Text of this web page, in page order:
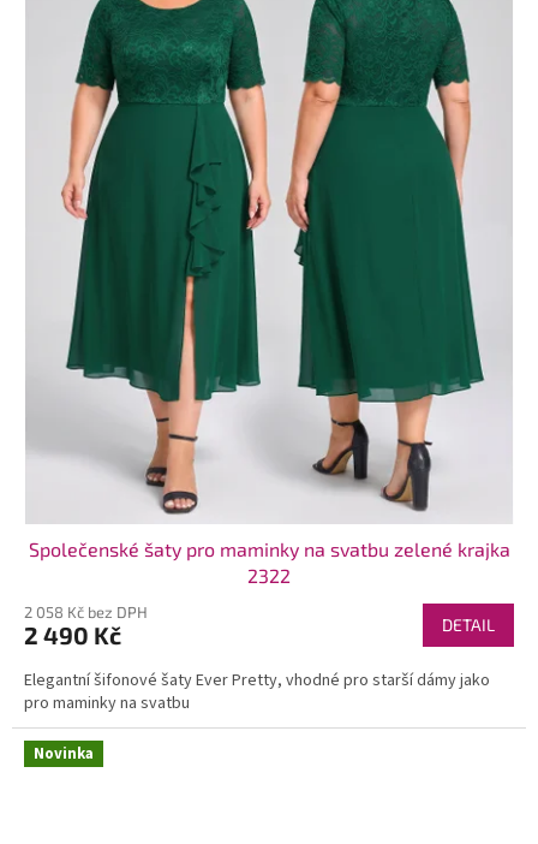
Společenské šaty pro maminky na svatbu zelené krajka
2322
2 058 Kč bez DPH
2 490 Kč DETAIL
Elegantní šifonové šaty Ever Pretty, vhodné pro starší dámy jako
pro maminky na svatbu
Novinka